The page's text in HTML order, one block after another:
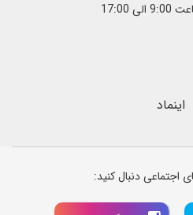
اینماد
اجتماعی دنبال کنید: